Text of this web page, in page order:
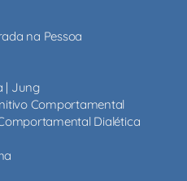
na Pessoa
| Jung
Comportamental
Dialética